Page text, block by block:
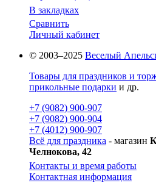
В закладках
Сравнить
Личный кабинет
© 2003–2025 Веселый
Товары для праздников и
прикольные подарки и др.
+7 (9082) 900-907
+7 (9082) 900-904
+7 (4012) 900-907
Всё для праздника - магазин
Челнокова, 42
Контакты и время работы
Контактная информация